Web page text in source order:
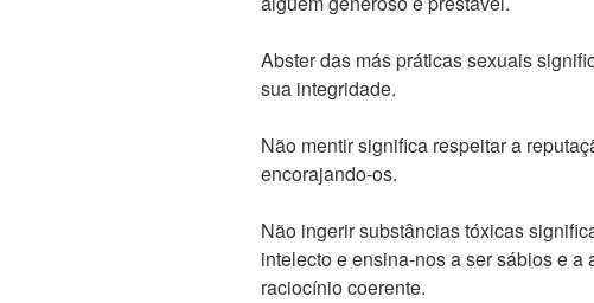
Abster das más práticas sexuais
sua integridade.
Não mentir significa respeitar a
encorajando-os.
Não ingerir substâncias tóxicas
intelecto e ensina-nos a ser sábios e a
raciocínio coerente.